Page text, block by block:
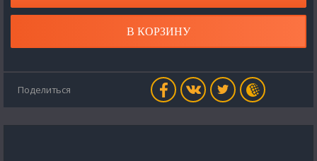
В КОРЗИНУ
Поделиться